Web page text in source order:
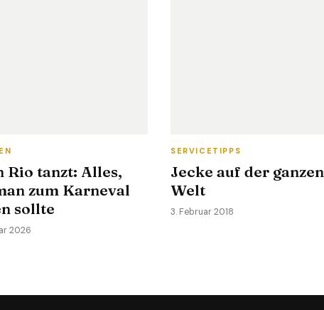
Rio tanzt: Alles,
zum Karneval
sollte
2026
SERVICETIPPS
Jecke auf der ganzen
Welt
3. Februar 2018